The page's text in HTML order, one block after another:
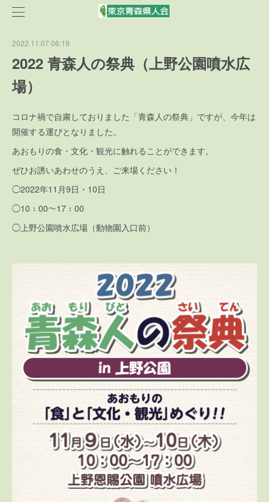
2022.11.07 06:19
2022 青森人の祭典（上野公園噴水広
場）
コロナ禍で自粛しておりました「青森人の祭典」ですが、今年は
開催する運びとなりました。
あおもりの食・文化・観光に触れることができます。
ぜひお誘いあわせのうえ、ご来場ください！
◯2022年11月9日・10日
◯10：00〜17：00
◯上野公園噴水広場（動物園入口前）